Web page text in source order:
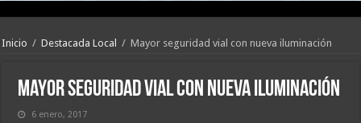
Inicio / Destacada Local / Mayor seguridad vial con nueva iluminación
Mayor seguridad vial con nueva iluminación
6 enero, 2017